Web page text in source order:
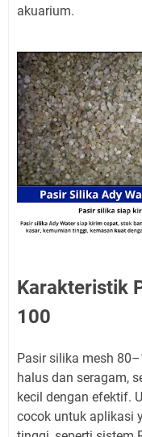
akuarium.
Karakteristik
100
Pasir silika mesh
halus dan seragam,
kecil dengan efektif.
cocok untuk aplikasi